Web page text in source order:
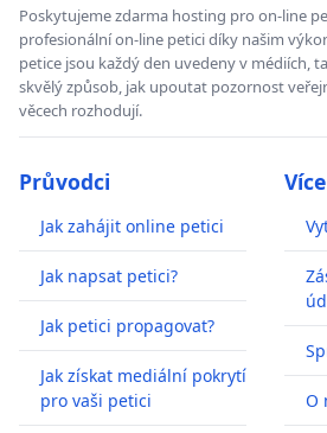
Poskytujeme zdarma hosting pro on-line
profesionální on-line petici díky našim
petice jsou každý den uvedeny v médiích,
skvělý způsob, jak upoutat pozornost
věcech rozhodují.
Průvodci
Jak zahájit online petici
Jak napsat petici?
Jak petici propagovat?
Jak získat mediální pokrytí
pro vaši petici
Více
O